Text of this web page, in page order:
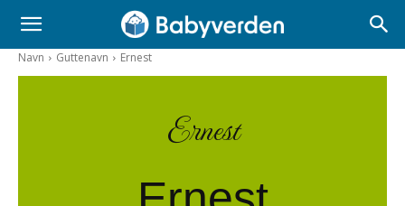
Navn Guttenavn Ernest
Ernest